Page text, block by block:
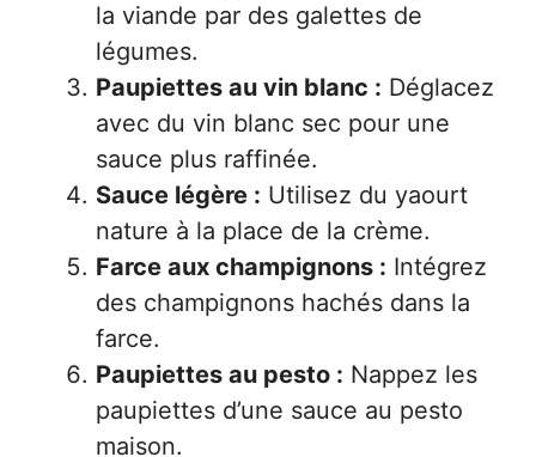
la viande par des galettes de
légumes.
Paupiettes au vin blanc : Déglacez
avec du vin blanc sec pour une
sauce plus raffinée.
Sauce légère : Utilisez du yaourt
nature à la place de la crème.
Farce aux champignons : Intégrez
des champignons hachés dans la
farce.
Paupiettes au pesto : Nappez les
paupiettes d’une sauce au pesto
maison.